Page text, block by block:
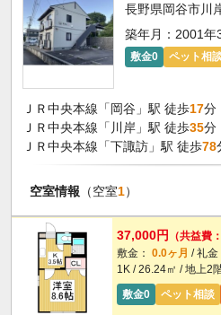
長野県岡谷市川
築年月：2001年
敷金0 ペット相
ＪＲ中央本線「岡谷」駅 徒歩17分
ＪＲ中央本線「川岸」駅 徒歩35分
ＪＲ中央本線「下諏訪」駅 徒歩78
空室情報 （空室1）
37,000円
（共益費
敷金： 0.0ヶ月 / 礼金
1K / 26.24㎡ / 地上2
敷金0
ペット相談